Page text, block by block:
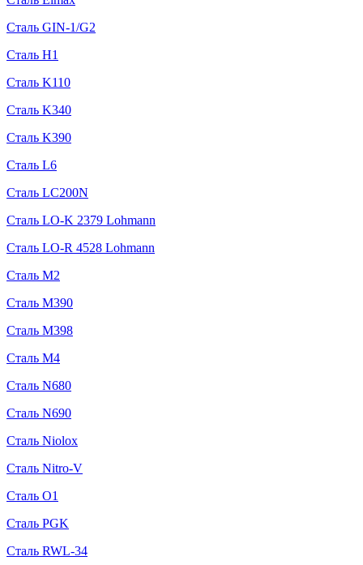
Сталь GIN-1/G2
Сталь H1
Сталь K110
Сталь K340
Сталь K390
Сталь L6
Сталь LC200N
Сталь LO-K 2379 Lohmann
Сталь LO-R 4528 Lohmann
Сталь M2
Сталь M390
Сталь M398
Сталь M4
Сталь N680
Сталь N690
Сталь Niolox
Сталь Nitro-V
Сталь O1
Сталь PGK
Сталь RWL-34